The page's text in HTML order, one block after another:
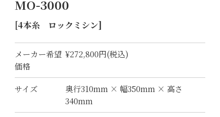
MO-3000
[4本糸 ロックミシン]
メーカー希望
価格
¥272,800円(税込)
サイズ
奥行310mm × 幅350mm × 高さ
340mm